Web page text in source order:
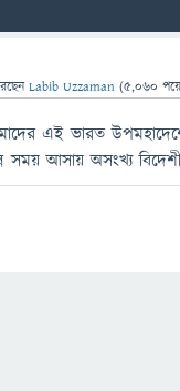
Labib Uzzaman (5,060
এই ভারত
সময় আসায় অসংখ্য